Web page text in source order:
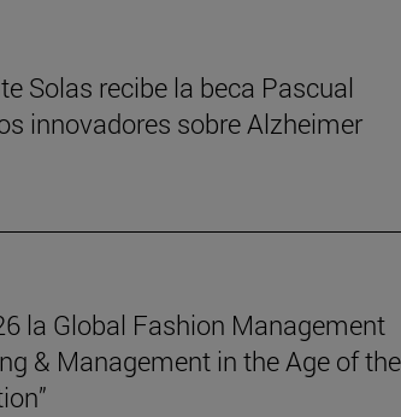
Solas recibe la beca Pascual
innovadores sobre Alzheimer
la Global Fashion Management
& Management in the Age of